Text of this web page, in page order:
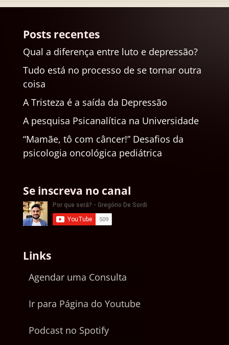
Posts recentes
Qual a diferença entre luto e depressão?
Tudo está no processo de se tornar outra
coisa
A Tristeza é a saída da Depressão
A pesquisa Psicanalítica na Universidade
“Mamãe, tô com câncer!” Desafios da
psicologia oncológica pediátrica
Se inscreva no canal
Links
Agendar uma Consulta
Ir para Página do Youtube
Podcast no Spotify